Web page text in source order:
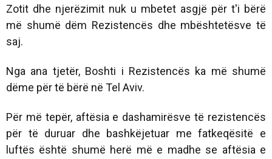
Zotit dhe njerëzimit nuk u mbetet asgjë për t'i bërë
më shumë dëm Rezistencës dhe mbështetësve të
saj.
Nga ana tjetër, Boshti i Rezistencës ka më shumë
dëme për të bërë në Tel Aviv.
Për më tepër, aftësia e dashamirësve të rezistencës
për të duruar dhe bashkëjetuar me fatkeqësitë e
luftës është shumë herë më e madhe se aftësia e